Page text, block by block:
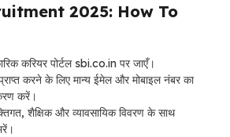
2025: How To
करियर पोर्टल sbi.co.in पर जाएँ।
करने के लिए मान्य ईमेल और मोबाइल नंबर का
करें।
शैक्षिक और व्यावसायिक विवरण के साथ